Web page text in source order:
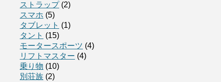
ストラップ(2)
スマホ (5)
タブレット (1)
タント (15)
モータースポーツ (4)
リフトマスター (4)
乗り物 (10)
別荘族 (2)